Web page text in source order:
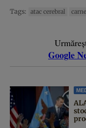
Tags: atac cerebral carne
Google